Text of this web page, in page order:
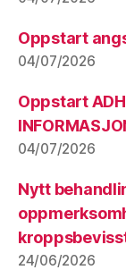
Oppstart
04/07/2026
Oppstart
04/07/2026
Nytt
24/06/2026